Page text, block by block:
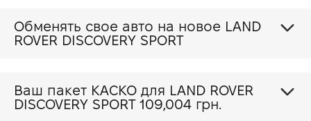
Обменять свое авто на новое LAND
ROVER DISCOVERY SPORT
Ваш пакет КАСКО для LAND ROVER
DISCOVERY SPORT 109,004 грн.